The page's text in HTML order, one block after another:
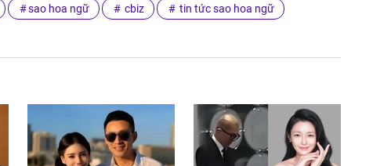
sao hoa ngữ cbiz tin tức sao hoa ngữ